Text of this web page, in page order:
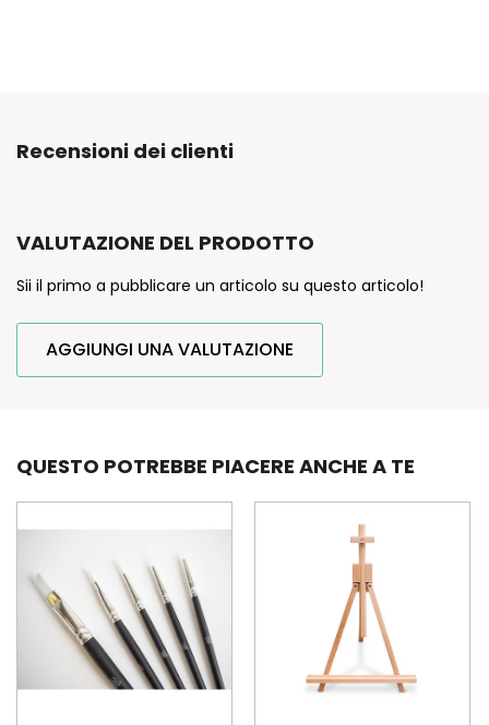
Recensioni dei clienti
VALUTAZIONE DEL PRODOTTO
Sii il primo a pubblicare un articolo su questo articolo!
AGGIUNGI UNA VALUTAZIONE
QUESTO POTREBBE PIACERE ANCHE A TE